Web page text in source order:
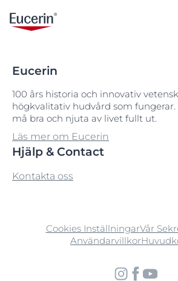
Eucerin
100 års historia och innovativ
högkvalitativ hudvård som
må bra och njuta av livet fullt ut.
Läs mer om Eucerin
Hjälp & Contact
Kontakta oss
Cookies InställningarVår
Användarvillkor